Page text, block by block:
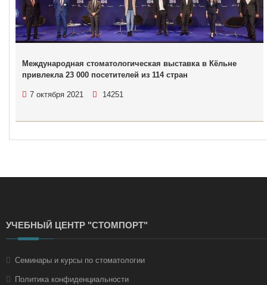
Международная стоматологическая выставка в Кёльне
привлекла 23 000 посетителей из 114 стран
7 октября 2021 14251
УЧЕБНЫЙ ЦЕНТР "СТОМПОРТ"
Семинары и курсы по стоматологии
Политика конфиденциальности